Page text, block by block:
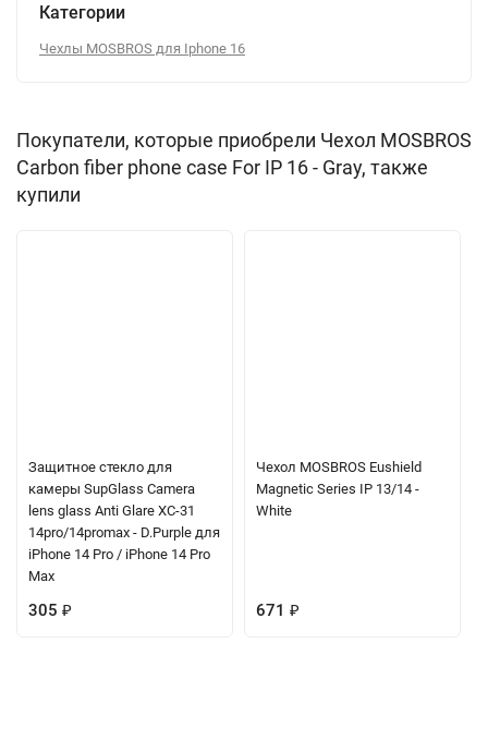
Категории
Чехлы MOSBROS для Iphone 16
Покупатели, которые приобрели Чехол MOSBROS
Carbon fiber phone case For IP 16 - Gray, также
купили
Защитное стекло для
камеры SupGlass Camera
lens glass Anti Glare XC-31
14pro/14promax - D.Purple для
iPhone 14 Pro / iPhone 14 Pro
Max
305 ₽
Чехол MOSBROS Eushield
Magnetic Series IP 13/14 -
White
671 ₽